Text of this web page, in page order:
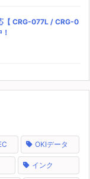
【 CRG-077L / CRG-0
OKIデータ
インク